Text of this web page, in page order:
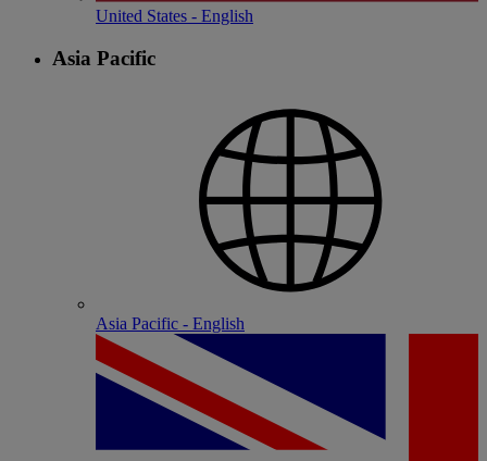
United States - English
Asia Pacific
Asia Pacific - English